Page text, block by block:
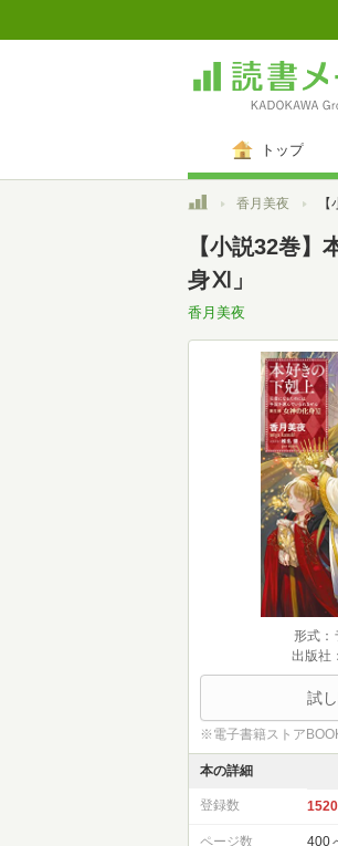
トップ
トップ香月美夜 【小
【小説32巻
身Ⅺ」
香月美夜
形式：
出版社
試
※電子書籍ストア
本の詳細
登録数 1520
ページ数 400